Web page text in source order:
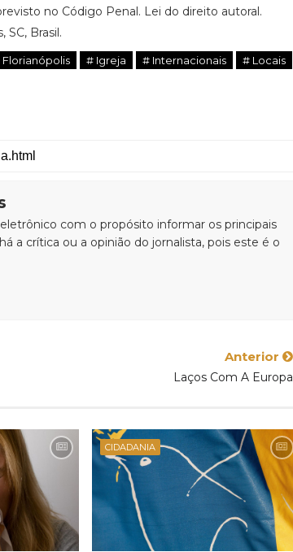
no Código Penal. Lei do direito autoral.
Brasil.
Florianópolis # Igreja # Internacionais
# Locais
com o propósito informar os principais
a crítica ou a opinião do jornalista, pois este é o
Anterior
Laços Com A Europa
CIDADANIA